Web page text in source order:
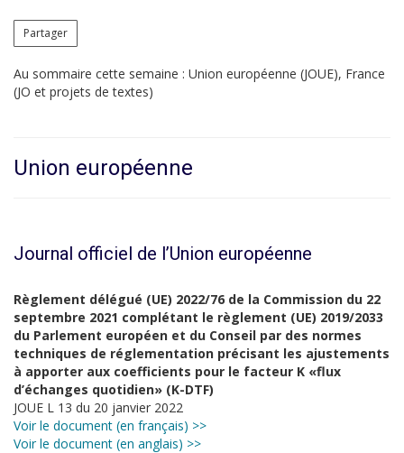
Partager
Au sommaire cette semaine : Union européenne (JOUE), France
(JO et projets de textes)
Union européenne
Journal officiel de l’Union européenne
Règlement délégué (UE) 2022/76 de la Commission du 22
septembre 2021 complétant le règlement (UE) 2019/2033
du Parlement européen et du Conseil par des normes
techniques de réglementation précisant les ajustements
à apporter aux coefficients pour le facteur K «flux
d’échanges quotidien» (K-DTF)
JOUE L 13 du 20 janvier 2022
Voir le document (en français) >>
Voir le document (en anglais) >>